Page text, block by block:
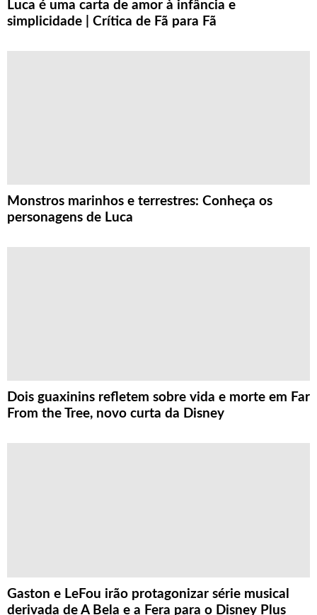
Luca é uma carta de amor à infância e
simplicidade | Crítica de Fã para Fã
Monstros marinhos e terrestres: Conheça os
personagens de Luca
Dois guaxinins refletem sobre vida e morte em Far
From the Tree, novo curta da Disney
Gaston e LeFou irão protagonizar série musical
derivada de A Bela e a Fera para o Disney Plus